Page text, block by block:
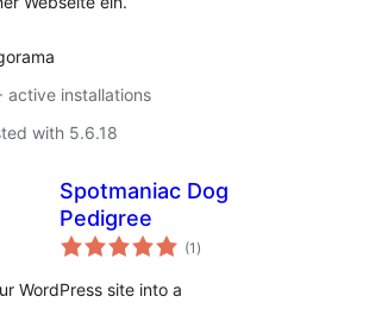
active installations
with 5.6.18
Spotmaniac Dog
Pedigree
(1 total
ratings
)
WordPress site into a